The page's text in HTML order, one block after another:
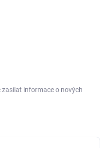
zasílat informace o nových